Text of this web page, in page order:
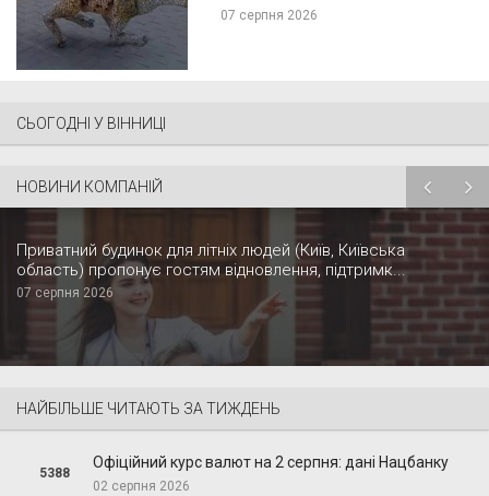
07 серпня 2026
СЬОГОДНІ У ВІННИЦІ
НОВИНИ КОМПАНІЙ
Приватний будинок для літніх людей (Київ, Київська
область) пропонує гостям відновлення, підтримк...
07 серпня 2026
НАЙБІЛЬШЕ ЧИТАЮТЬ ЗА ТИЖДЕНЬ
5388
Офіційний курс валют на 2 серпня: дані Нацбанку
02 серпня 2026